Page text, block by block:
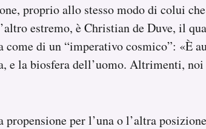
proprio allo stesso modo di colui che
estremo, è Christian de Duve, il
di un “imperativo cosmico”: «È
e la biosfera dell’uomo. Altrimenti,
per l’una o l’altra